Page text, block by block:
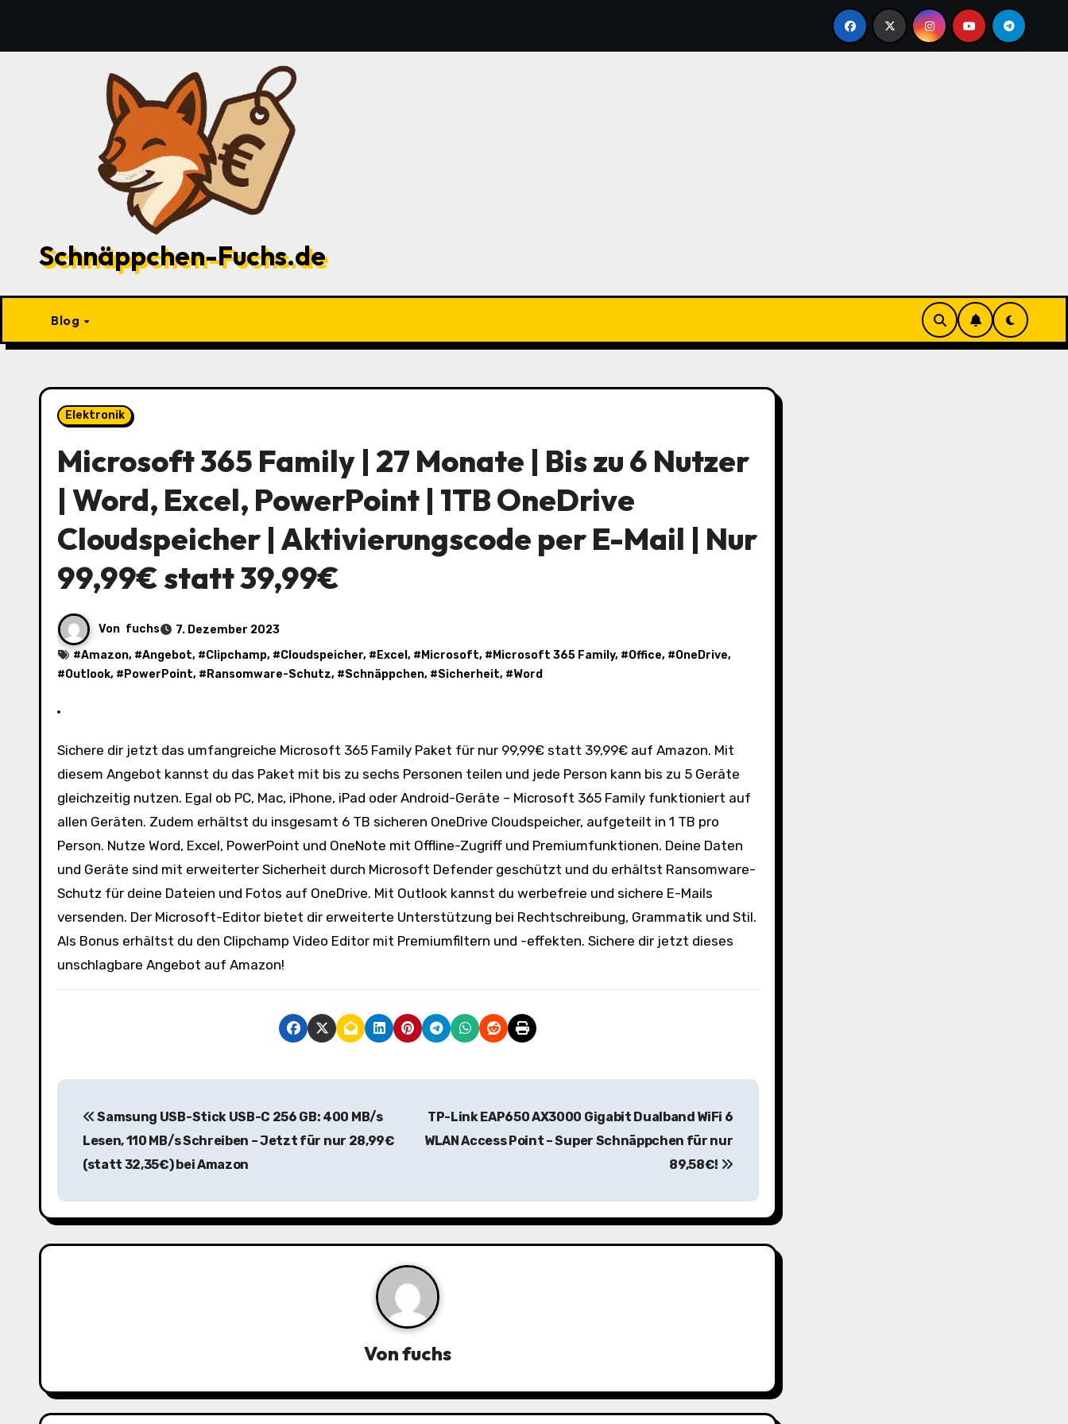
springen
Schnäppchen-Fuchs.de
Blog
Elektronik
Microsoft 365 Family | 27 Monate | Bis zu 6 Nutzer
| Word, Excel, PowerPoint | 1TB OneDrive
Cloudspeicher | Aktivierungscode per E-Mail | Nur
99,99€ statt 39,99€
Von fuchs
7. Dezember 2023
#Amazon, #Angebot, #Clipchamp, #Cloudspeicher, # Excel , # Microsoft, # Microsoft 365 Family, #Office, #OneDrive,
#Outlook, # PowerPoint, # Ransomware-Schutz, #Schnäppchen, #Sicherheit, #Word
Sichere dir jetzt das umfangreiche Microsoft 365 Family Paket für nur 99,99€ statt 39,99€ auf Amazon. Mit
diesem Angebot kannst du das Paket mit bis zu sechs Personen teilen und jede Person kann bis zu 5 Geräte
gleichzeitig nutzen. Egal ob PC, Mac, iPhone, iPad oder Android-Geräte – Microsoft 365 Family funktioniert auf
allen Geräten. Zudem erhältst du insgesamt 6 TB sicheren OneDrive Cloudspeicher, aufgeteilt in 1 TB pro
Person. Nutze Word, Excel, PowerPoint und OneNote mit Offline-Zugriff und Premiumfunktionen. Deine Daten
und Geräte sind mit erweiterter Sicherheit durch Microsoft Defender geschützt und du erhältst Ransomware-
Schutz für deine Dateien und Fotos auf OneDrive. Mit Outlook kannst du werbefreie und sichere E-Mails
versenden. Der Microsoft-Editor bietet dir erweiterte Unterstützung bei Rechtschreibung, Grammatik und Stil.
Als Bonus erhältst du den Clipchamp Video Editor mit Premiumfiltern und -effekten. Sichere dir jetzt dieses
unschlagbare Angebot auf Amazon!
B
t
r
a
Samsung USB-Stick USB-C 256 GB: 400 MB/s
Lesen, 110 MB/s Schreiben – Jetzt für nur 28,99€
(statt 32,35€) bei Amazon
TP-Link EAP650 AX3000 Gigabit Dualband WiFi 6
WLAN Access Point – Super Schnäppchen für nur
89,58€!
Vonfuchs